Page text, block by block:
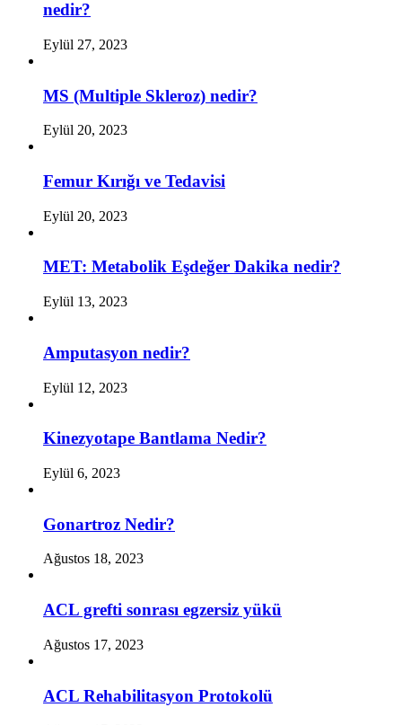
nedir?
Eylül 27, 2023
MS (Multiple Skleroz) nedir?
Eylül 20, 2023
Femur Kırığı ve Tedavisi
Eylül 20, 2023
MET: Metabolik Eşdeğer Dakika nedir?
Eylül 13, 2023
Amputasyon nedir?
Eylül 12, 2023
Kinezyotape Bantlama Nedir?
Eylül 6, 2023
Gonartroz Nedir?
Ağustos 18, 2023
ACL grefti sonrası egzersiz yükü
Ağustos 17, 2023
ACL Rehabilitasyon Protokolü